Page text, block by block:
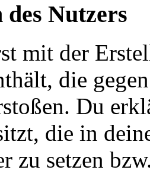
Nutzers
mit der
die
Du
die in
zu setzen